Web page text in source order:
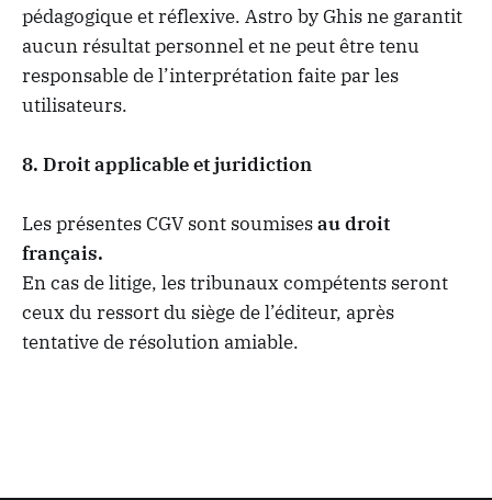
pédagogique et réflexive. Astro by Ghis ne garantit
aucun résultat personnel et ne peut être tenu
responsable de l’interprétation faite par les
utilisateurs.
8. Droit applicable et juridiction
Les présentes CGV sont soumisesau droit
français.
En cas de litige, les tribunaux compétents seront
ceux du ressort du siège de l’éditeur, après
tentative de résolution amiable.